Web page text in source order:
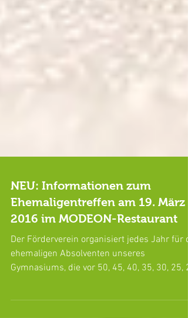
NEU: Informationen zum
Ehemaligentreffen am 19. März
2016 im MODEON-Restaurant
Der Förderverein organisiert jedes Jahr für
Gymnasiums, die vor 50, 45, 40, 35, 30, 25,